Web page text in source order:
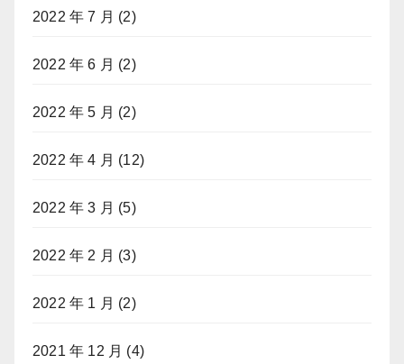
2022 年 7 月 (2)
2022 年 6 月 (2)
2022 年 5 月 (2)
2022 年 4 月 (12)
2022 年 3 月 (5)
2022 年 2 月 (3)
2022 年 1 月 (2)
2021 年 12 月 (4)